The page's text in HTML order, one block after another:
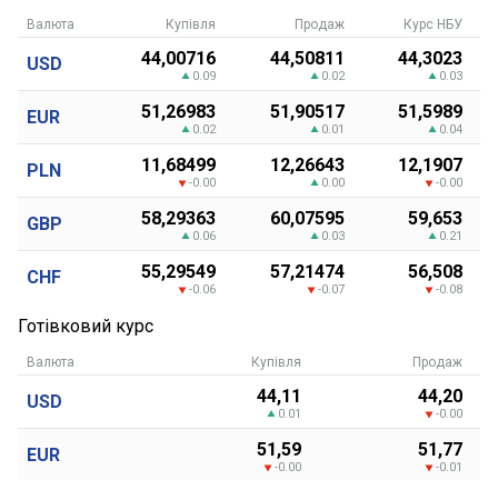
Валюта Купівля Продаж Курс НБУ
USD 44,00716
0.09
44,50811
0.02
44,3023
0.03
EUR 51,26983
0.02
51,90517
0.01
51,5989
0.04
PLN 11,68499
-0.00
12,26643
0.00
12,1907
-0.00
GBP 58,29363
0.06
60,07595
0.03
59,653
0.21
CHF 55,29549
-0.06
57,21474
-0.07
56,508
-0.08
Готівковий курс
Валюта Купівля Продаж
USD 44,11
0.01
44,20
-0.00
EUR 51,59
-0.00
51,77
-0.01